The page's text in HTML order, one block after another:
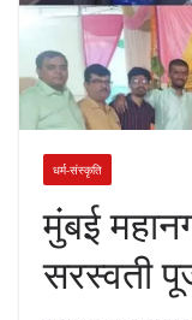
धर्म-संस्कृति
मुंबई
सरस्वती